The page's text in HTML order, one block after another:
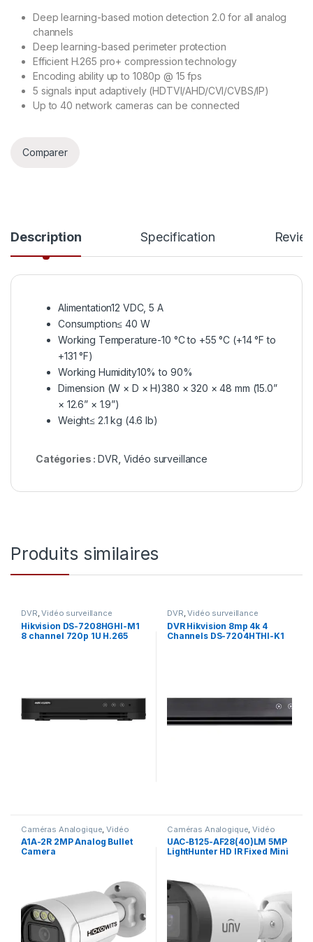
Deep learning-based motion detection 2.0 for all analog
channels
Deep learning-based perimeter protection
Efficient H.265 pro+ compression technology
Encoding ability up to 1080p @ 15 fps
5 signals input adaptively (HDTVI/AHD/CVI/CVBS/IP)
Up to 40 network cameras can be connected
Comparer
Description Specification
Alimentation12 VDC, 5 A
Consumption≤ 40 W
Working Temperature-10 °C to +55 °C (+14 °F to
+131 °F)
Working Humidity10% to 90%
Dimension (W × D × H)380 × 320 × 48 mm (15.0”
× 12.6” × 1.9”)
Weight≤ 2.1 kg (4.6 lb)
Catégories :DVR Vidéo surveillance
Produits similaires
DVR,Vidéo surveillance
Hikvision DS-7208HGHI-M1
8 channel 720p 1U H.265
DVR,Vidéo surveillance
DVR Hikvision 8mp 4k 4
Channels DS-7204HTHI-K1
Caméras Analogique ,Vidéo
surveillance
A1A-2R 2MP Analog Bullet
Camera
Caméras Analogique ,Vidéo
surveillance
UAC-B125-AF28(40)LM 5MP
LightHunter HD IR Fixed Mini